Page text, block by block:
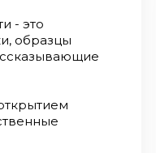
- это
образцы